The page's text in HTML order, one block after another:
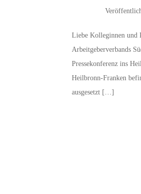
Liebe Kolleginnen und
Arbeitgeberverbands
Pressekonferenz ins
Heilbronn-Franken
ausgesetzt […]